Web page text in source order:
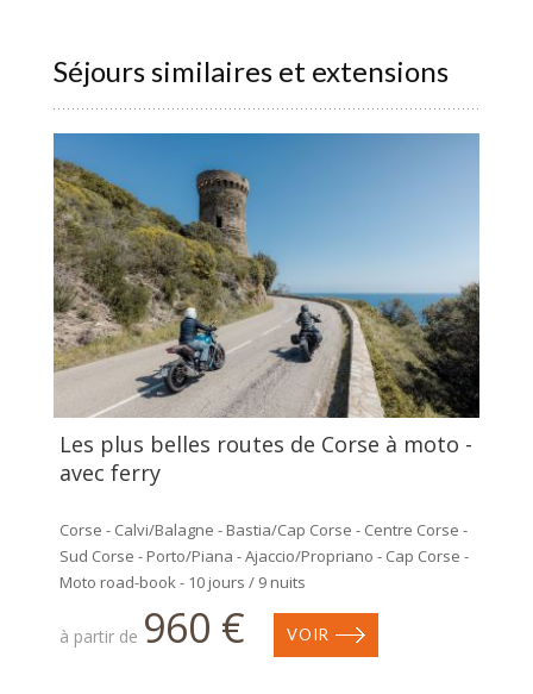
Séjours similaires et extensions
Les plus belles routes de Corse à moto -
avec ferry
Corse - Calvi/Balagne - Bastia/Cap Corse - Centre Corse -
Sud Corse - Porto/Piana - Ajaccio/Propriano - Cap Corse -
Moto road-book - 10 jours / 9 nuits
à partir de 960 € VOIR